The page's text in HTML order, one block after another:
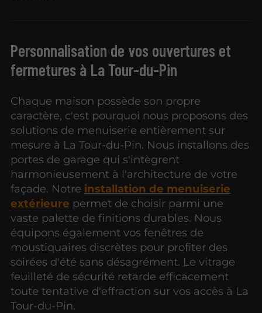
Personnalisation de vos ouvertures et
fermetures à La Tour-du-Pin
Chaque maison possède son propre
caractère, c'est pourquoi nous proposons des
solutions de menuiserie entièrement sur
mesure à La Tour-du-Pin. Nous installons des
portes de garage qui s'intègrent
harmonieusement à l'architecture de votre
façade. Notre installation de menuiserie
extérieure permet de choisir parmi une
vaste palette de finitions durables. Nous
équipons également vos fenêtres de
moustiquaires discrètes pour profiter des
soirées d'été sans désagrément. Le vitrage
feuilleté de sécurité retarde efficacement
toute tentative d'effraction sur vos accès à La
Tour-du-Pin.